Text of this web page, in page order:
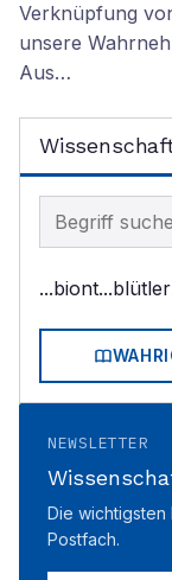
Verknüpfung
unsere
Aus…
Begriff im
...biont...blütler
NEWSLETTER
Die
Postfach.